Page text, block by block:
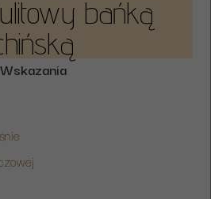
bańką
Wskazania